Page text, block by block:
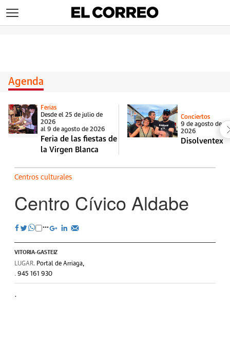
Agenda
Ferias
Desde el 25 de julio de
2026
al 9 de agosto de 2026
Feria de las fiestas de
la Virgen Blanca
Conciertos
9 de agosto de
2026
Disolventex
Centros culturales
Centro Cívico Aldabe
VITORIA-GASTEIZ
LUGAR. Portal de Arriaga,
. 945 161 930
.